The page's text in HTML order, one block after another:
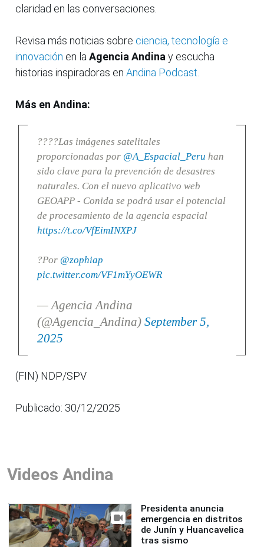
claridad en las conversaciones.
Revisa más noticias sobre ciencia, tecnología e
innovación en la Agencia Andina y escucha
historias inspiradoras en Andina Podcast.
Más en Andina:
????Las imágenes satelitales
proporcionadas por @A_Espacial_Peru han
sido clave para la prevención de desastres
naturales. Con el nuevo aplicativo web
GEOAPP - Conida se podrá usar el potencial
de procesamiento de la agencia espacial
https://t.co/VfEimINXPJ
?Por @zophiap
pic.twitter.com/VF1mYyOEWR
— Agencia Andina
(@Agencia_Andina) September 5,
2025
(FIN) NDP/SPV
Publicado: 30/12/2025
Videos Andina
Presidenta anuncia
emergencia en distritos
de Junín y Huancavelica
tras sismo